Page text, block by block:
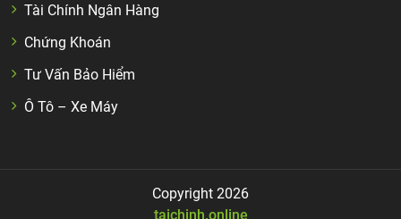
Tài Chính Ngân Hàng
Chứng Khoán
Tư Vấn Bảo Hiểm
Ô Tô – Xe Máy
Copyright 2026
taichinh.online